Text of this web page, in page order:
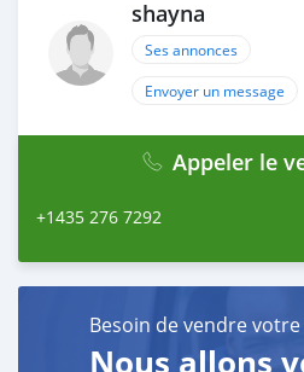
shayna
Ses annonces
Envoyer un message
Appeler le
+1435 276 7292
Besoin de vendre
Nous allons